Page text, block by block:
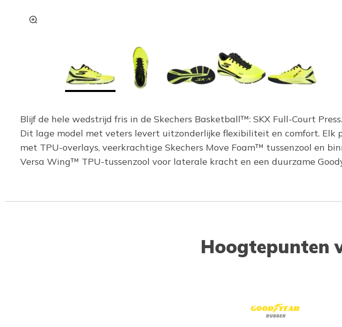
Blijf de hele wedstrijd fris in de Skechers Basketball™: SKX Full-Court
Dit lage model met veters levert uitzonderlijke flexibiliteit en comfort.
met TPU-overlays, veerkrachtige Skechers Move Foam™ tussenzool en
Versa Wing™ TPU-tussenzool voor laterale kracht en een duurzame
Hoogtepunten